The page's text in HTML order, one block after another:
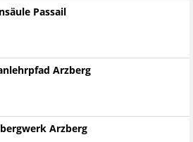
Passail
Arzberg
Arzberg